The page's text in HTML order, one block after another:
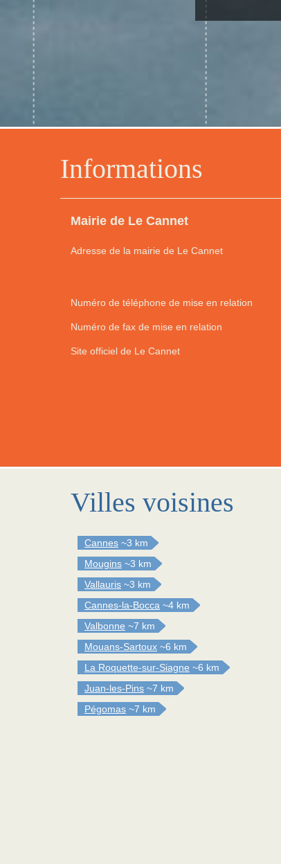
Informations
Mairie de Le Cannet
Adresse de la mairie de Le Cannet
Numéro de téléphone de mise en relation
Numéro de fax de mise en relation
Site officiel de Le Cannet
Villes voisines
Cannes ~3 km
Mougins ~3 km
Vallauris ~3 km
Cannes-la-Bocca ~4 km
Valbonne ~7 km
Mouans-Sartoux ~6 km
La Roquette-sur-Siagne ~6 km
Juan-les-Pins ~7 km
Pégomas ~7 km